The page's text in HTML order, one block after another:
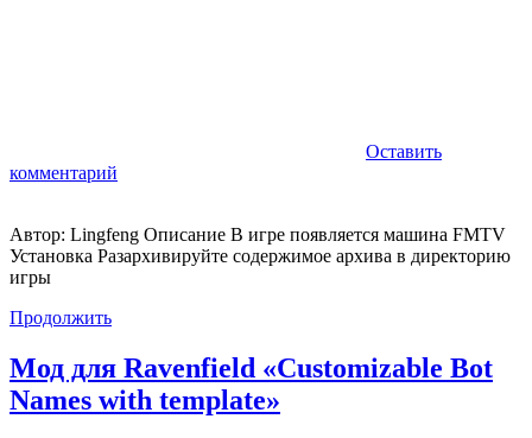
Оставить
комментарий
Автор: Lingfeng Описание В игре появляется машина FMTV
Установка Разархивируйте содержимое архива в директорию
игры
Продолжить
Мод для Ravenfield «Customizable Bot
Names with template»